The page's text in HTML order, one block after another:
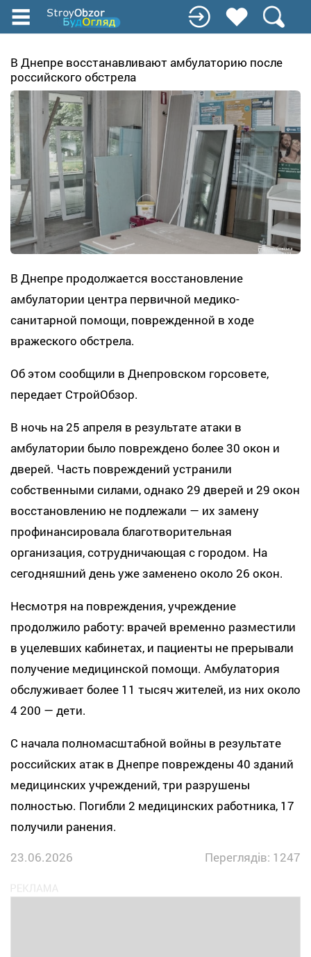
Перейти
содержанию
В Днепре восстанавливают амбулаторию после
российского обстрела
В Днепре продолжается восстановление
амбулатории центра первичной медико-
санитарной помощи, поврежденной в ходе
вражеского обстрела.
Об этом сообщили в Днепровском горсовете,
передает СтройОбзор.
В ночь на 25 апреля в результате атаки в
амбулатории было повреждено более 30 окон и
дверей. Часть повреждений устранили
собственными силами, однако 29 дверей и 29 окон
восстановлению не подлежали — их замену
профинансировала благотворительная
организация, сотрудничающая с городом. На
сегодняшний день уже заменено около 26 окон.
Несмотря на повреждения, учреждение
продолжило работу: врачей временно разместили
в уцелевших кабинетах, и пациенты не прерывали
получение медицинской помощи. Амбулатория
обслуживает более 11 тысяч жителей, из них около
4 200 — дети.
С начала полномасштабной войны в результате
российских атак в Днепре повреждены 40 зданий
медицинских учреждений, три разрушены
полностью. Погибли 2 медицинских работника, 17
получили ранения.
23.06.2026
Переглядів: 1247